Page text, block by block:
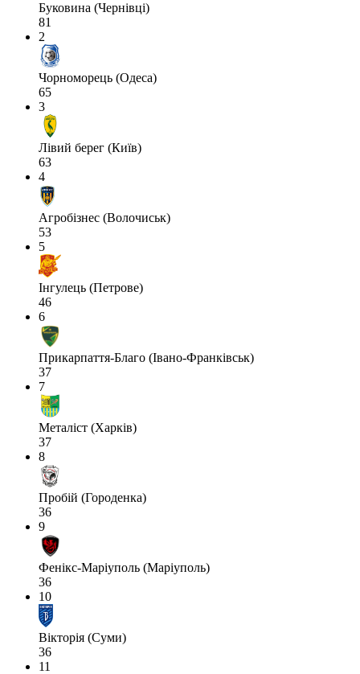
Буковина (Чернівці)
81
2
Чорноморець (Одеса)
65
3
Лівий берег (Київ)
63
4
Агробізнес (Волочиськ)
53
5
Інгулець (Петрове)
46
6
Прикарпаття-Благо (Івано-Франківськ)
37
7
Металіст (Харків)
37
8
Пробій (Городенка)
36
9
Фенікс-Маріуполь (Маріуполь)
36
10
Вікторія (Суми)
36
11